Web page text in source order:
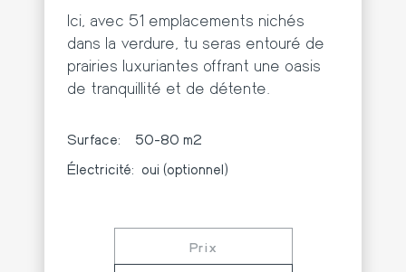
Ici, avec 51 emplacements nichés
dans la verdure, tu seras entouré de
prairies luxuriantes offrant une oasis
de tranquillité et de détente.
Surface:
50-80 m2
Électricité: oui (optionnel)
Prix